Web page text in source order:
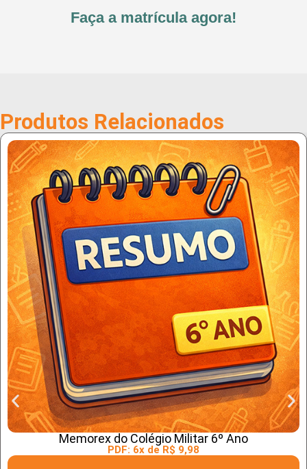
Faça a matrícula agora!
Produtos Relacionados
Memorex do Colégio Militar 6º Ano
PDF: 6x de R$ 9,98